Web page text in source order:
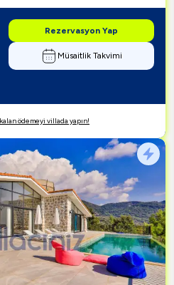
Rezervasyon Yap
Müsaitlik Takvimi
kalan ödemeyi villada yapın!